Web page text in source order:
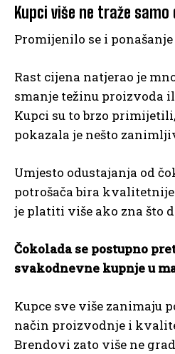
Kupci više ne traže
Promijenilo se i
Rast cijena natjerao je
smanje težinu proizvoda
Kupci su to brzo
pokazala je nešto
Umjesto odustajanja od
potrošača bira
je platiti više ako zna što
Čokolada se postupno
svakodnevne kupnje u
Kupce sve više zanimaju
način proizvodnje i
Brendovi zato više ne